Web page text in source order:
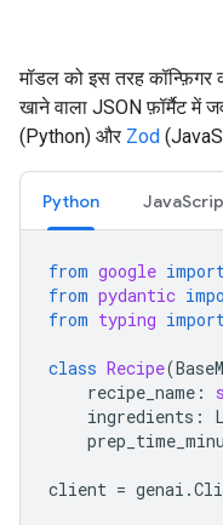
मॉडल को इस तरह
खाने वाला JSON फ़ॉर्मैट में
(Python) और Zod
Python
from google
from pydantic
from typing
class Recipe(
recipe_name :
ingredients :
client = genai .